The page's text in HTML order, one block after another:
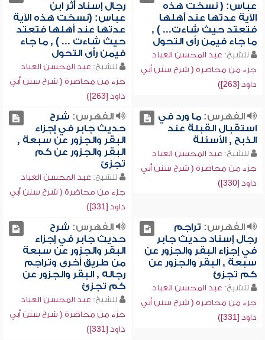
عباس: ( نسخت هذه
الآية عدتها عند أهلها
فتعتد حيث شاءت... ) ,
ما جاء فيمن رأى التحول
للشيخ: عبد المحسن العباد
جزء من محاضرة ( شرح سنن أبي
داود [263])
رجال إسناد أثر ابن
عباس: (نسخت هذه الآية
عدتها عند أهلها فتعتد
حيث شاءت ... ) , ما جاء
فيمن رأى التحول
للشيخ: عبد المحسن العباد
جزء من محاضرة ( شرح سنن أبي
داود [263])
الفهرس:ما ورد في
استقبال القبلة عند
الذبح , الأسئلة
للشيخ: عبد المحسن العباد
جزء من محاضرة ( شرح سنن أبي
داود [330])
الفهرس: شرح
حديث جابر في إجزاء
البقر والجزور عن سبعة ,
البقر والجزور عن كم
تجزئ
للشيخ: عبد المحسن العباد
جزء من محاضرة ( شرح سنن أبي
داود [331])
الفهرس: تراجم
رجال إسناد حديث جابر
في إجزاء البقر والجزور عن
سبعة , البقر والجزور عن
كم تجزئ
للشيخ: عبد المحسن العباد
جزء من محاضرة ( شرح سنن أبي
داود [331])
الفهرس: شرح
حديث جابر في إجزاء
البقر والجزور عن سبعة
من طريق أخرى وتراجم
رجاله , البقر والجزور عن
كم تجزئ
للشيخ: عبد المحسن العباد
جزء من محاضرة ( شرح سنن أبي
داود [331])